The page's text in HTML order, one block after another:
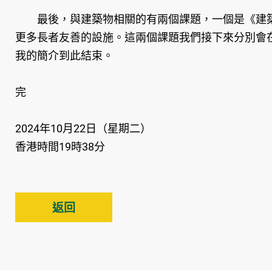
最後，與建築物相關的有兩個課題，一個是《建
更多長者友善的設施。這兩個課題我們接下來分別
我的簡介到此結束。
完
2024年10月22日（星期二）
香港時間19時38分
返回